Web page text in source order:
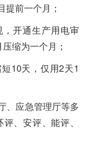
前一个月；
开通生产用电审
缩为一个月；
10天，仅用2天1
应急管理厅等多
、安评、能评、